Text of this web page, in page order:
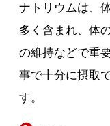
ナトリウムは、
多く含まれ、体
の維持などで重
事で十分に摂取
す。